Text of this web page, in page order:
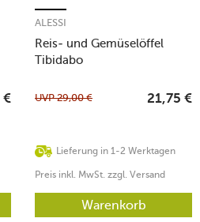
€
Reis- und Gemüselöffel
Tibidabo
ALESSI
Lieferung in 1-2 Werktagen
UVP29,00 € 21,75 €
Preis inkl. MwSt. zzgl. Versand
Warenkorb